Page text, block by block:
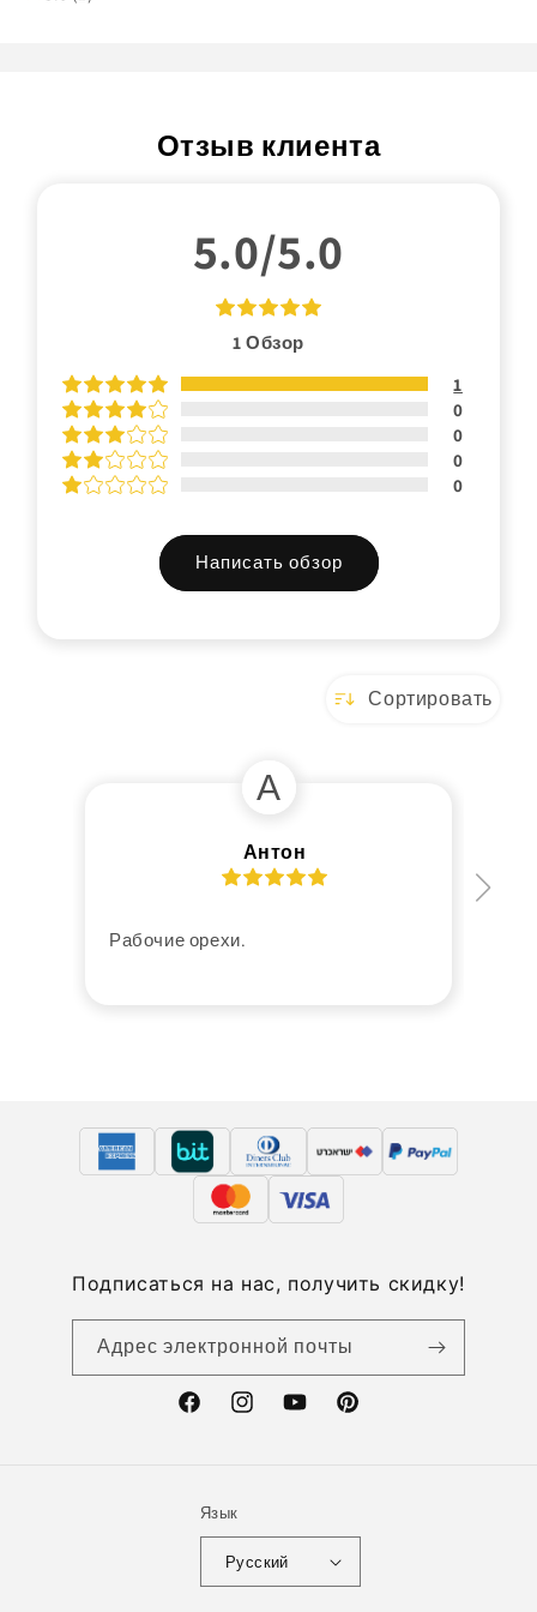
Отзыв клиента
5.0/5.0
1Обзор
1
0
0
0
0
Написать обзор
Сортировать
А
Антон
Рабочие орехи.
Подписаться на нас, получить скидку!
Адрес электронной почты
FacebookInstagramYouTubePinterest
Язык
Русский